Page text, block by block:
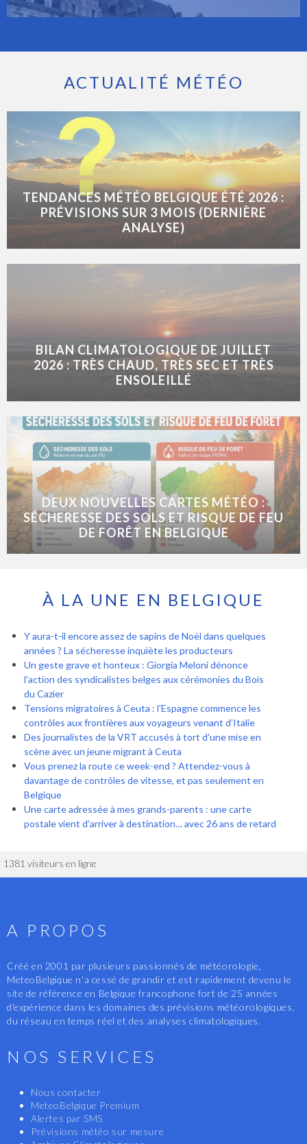
ACTUALITÉ MÉTÉO
TENDANCES MÉTÉO BELGIQUE ÉTÉ 2026 :
PRÉVISIONS SUR 3 MOIS (DERNIÈRE
ANALYSE)
BILAN CLIMATOLOGIQUE DE JUILLET
2026 : TRÈS CHAUD, TRÈS SEC ET TRÈS
ENSOLEILLÉ
DEUX NOUVELLES CARTES MÉTÉO :
SÉCHERESSE DES SOLS ET RISQUE DE FEU
DE FORÊT EN BELGIQUE
À LA UNE EN BELGIQUE
Y aura-t-il encore assez de sapins de Noël dans quelques
années ? La sécheresse inquiète les producteurs
Un geste grave et honteux : Giorgia Meloni dénonce
l’action des syndicalistes belges aux cérémonies du Bois
du Cazier
Tensions migratoires à Ceuta : l’Espagne commence les
contrôles aux frontières aux voyageurs venant d’Italie
Des journalistes de la VRT accusés à tort d'une mise en
scène avec un jeune migrant à Ceuta
Vous prenez la route ce week-end ? Attendez-vous à
davantage de contrôles de vitesse, et pas seulement en
Belgique
Une carte adressée à mes grands-parents : une carte
postale vient d’arriver à destination… avec 26 ans de retard
1381 visiteurs en ligne
A PROPOS
Créé en 2001 par plusieurs passionnés de météorologie,
MeteoBelgique n'a cessé de grandir et est rapidement devenu le
site de référence en Belgique francophone fort de 25 années
d'expérience dans les domaines des prévisions météorologiques,
du réseau en temps réel et des analyses climatologiques.
NOS SERVICES
Nous contacter
MeteoBelgique Premium
Alertes par SMS
Prévisions météo sur mesure